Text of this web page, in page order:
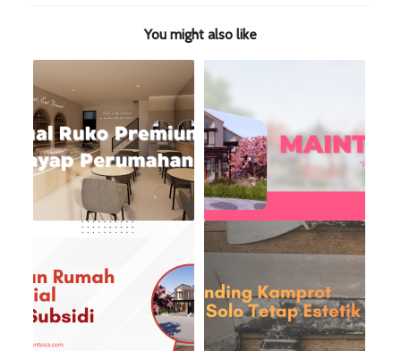
You might also like